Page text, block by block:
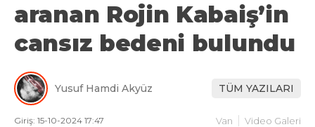
VAN
GÜNDEM
SPOR
aranan Rojin Kabaiş’in
cansız bedeni bulundu
Yusuf Hamdi Akyüz TÜM YAZILARI
Giriş: 15-10-2024 17:47
Van Video Galeri